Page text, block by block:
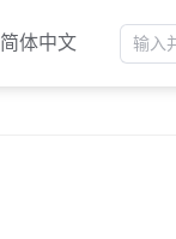
简体中文